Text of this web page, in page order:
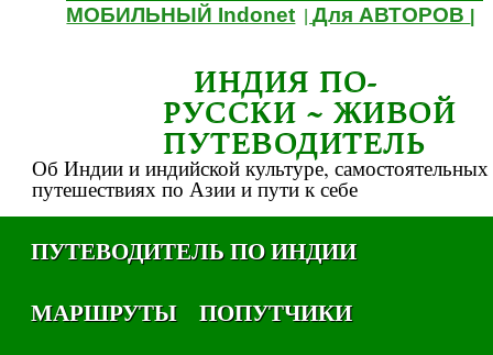
МОБИЛЬНЫЙ Indonet |Для АВТОРОВ
ИНДИЯ ПО-
РУССКИ ~ ЖИВОЙ
ПУТЕВОДИТЕЛЬ
Об Индии и индийской культуре, самостоятельных
путешествиях по Азии и пути к себе
ПУТЕВОДИТЕЛЬ ПО ИНДИИ
МАРШРУТЫ
ПОПУТЧИКИ